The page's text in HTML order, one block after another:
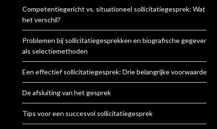
Competentiegericht vs. situationeel sollicitatiegesprek: Wat is
het verschil?
Problemen bij sollicitatiegesprekken en biografische gegevens
als selectiemethoden
Een effectief sollicitatiegesprek: Drie belangrijke voorwaarden
De afsluiting van het gesprek
Tips voor een succesvol sollicitatiegesprek